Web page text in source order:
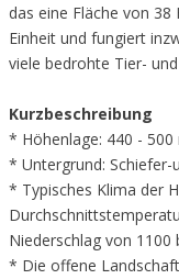
das eine Fläche von
Einheit und fungiert
viele bedrohte Tier-
Kurzbeschreibung
* Höhenlage: 440 - 500
* Untergrund: Schiefer-
* Typisches Klima der
Niederschlag von 1100
* Die offene